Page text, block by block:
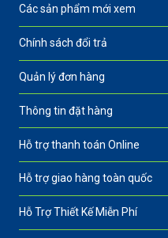
Các sản phẩm mới xem
Chính sách đổi trả
Quản lý đơn hàng
Thông tin đặt hàng
Hỗ trợ thanh toán Online
Hỗ trợ giao hàng toàn quốc
Hỗ Trợ Thiết Kế Miễn Phí